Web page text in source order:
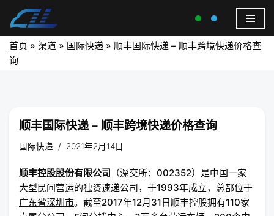
首页 » 渠道 » 国际快递 » 顺丰国际快递 – 顺丰跨境快递价格查
询
顺丰国际快递 – 顺丰跨境快递价格查询
国际快递 2021年2月14日
顺丰控股股份有限公司 （深交所： 002352）是中国一家
大型民间营运的独资速递公司，于1993年成立，总部位于
广东省深圳市。截至2017年12月31日顺丰控股拥有110家